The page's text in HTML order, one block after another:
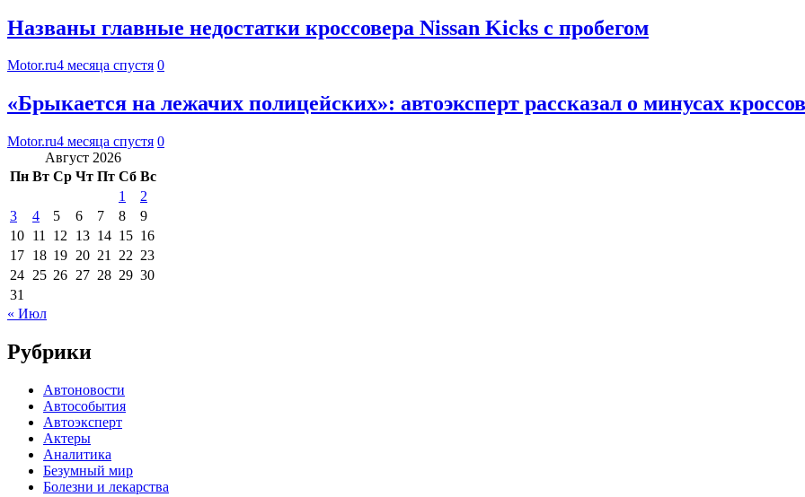
Названы главные недостатки кроссовера Nissan Kicks с пробегом
Motor.ru4 месяца спустя 0
«Брыкается на лежачих полицейских»: автоэксперт рассказал о минусах
Motor.ru4 месяца спустя 0
Август 2026
Пн Вт Ср Чт Пт Сб Вс
1
2
3
4 5 6 7 8
9
10 11 12 13 14 15 16
17 18 19 20 21 22 23
24 25 26 27 28 29 30
31
« Июл
Рубрики
Автоновости
Автособытия
Автоэксперт
Актеры
Аналитика
Безумный мир
Болезни и лекарства